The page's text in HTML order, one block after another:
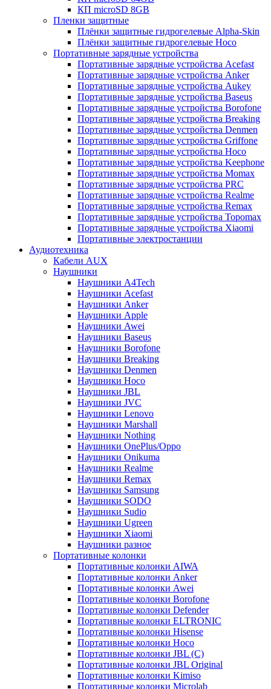
КП microSD 8GB
Пленки защитные
Плёнки защитные гидрогелевые Alpha-Skin
Плёнки защитные гидрогелевые Hoco
Портативные зарядные устройства
Портативные зарядные устройства Acefast
Портативные зарядные устройства Anker
Портативные зарядные устройства Aukey
Портативные зарядные устройства Baseus
Портативные зарядные устройства Borofone
Портативные зарядные устройства Breaking
Портативные зарядные устройства Denmen
Портативные зарядные устройства Griffone
Портативные зарядные устройства Hoco
Портативные зарядные устройства Keephone
Портативные зарядные устройства Momax
Портативные зарядные устройства PRC
Портативные зарядные устройства Realme
Портативные зарядные устройства Remax
Портативные зарядные устройства Topomax
Портативные зарядные устройства Xiaomi
Портативные электростанции
Аудиотехника
Кабели AUX
Наушники
Наушники A4Tech
Наушники Acefast
Наушники Anker
Наушники Apple
Наушники Awei
Наушники Baseus
Наушники Borofone
Наушники Breaking
Наушники Denmen
Наушники Hoco
Наушники JBL
Наушники JVC
Наушники Lenovo
Наушники Marshall
Наушники Nothing
Наушники OnePlus/Oppo
Наушники Onikuma
Наушники Realme
Наушники Remax
Наушники Samsung
Наушники SODO
Наушники Sudio
Наушники Ugreen
Наушники Xiaomi
Наушники разное
Портативные колонки
Портативные колонки AIWA
Портативные колонки Anker
Портативные колонки Awei
Портативные колонки Borofone
Портативные колонки Defender
Портативные колонки ELTRONIC
Портативные колонки Hisense
Портативные колонки Hoco
Портативные колонки JBL (C)
Портативные колонки JBL Original
Портативные колонки Kimiso
Портативные колонки Microlab